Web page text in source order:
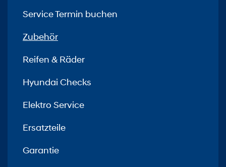
Service Termin buchen
Zubehör
Reifen & Räder
Hyundai Checks
Elektro Service
Ersatzteile
Garantie